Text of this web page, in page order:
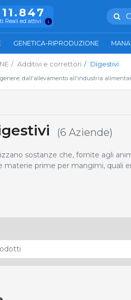
Reali ed attivi
GENETICA-RIPRODUZIONE
Additivi e correttori Digestivi
dall'allevamento all'industria
(6 Aziende)
sostanze che, fornite agli
materie prime per mangimi, quali